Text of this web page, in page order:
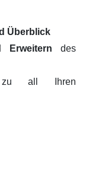
Überblick
Erweitern des
all Ihren